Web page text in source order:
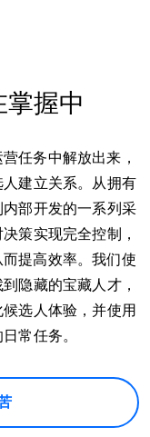
握中
任务中解放出来，
建立关系。从拥有
部开发的一系列采
策实现完全控制，
提高效率。我们使
隐藏的宝藏人才，
选人体验，并使用
常任务。